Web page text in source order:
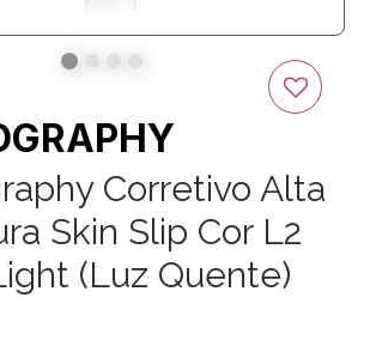
Corretivo Alta
Skin Slip Cor L2
(Luz Quente)